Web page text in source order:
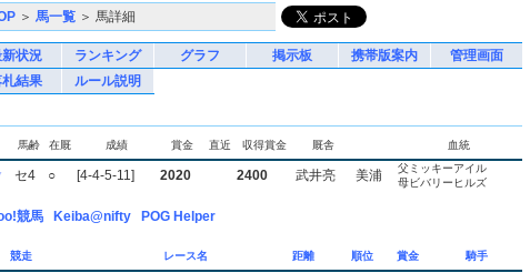
＞ 馬一覧 ＞ 馬詳細
状況 ランキング グラフ 掲示板 携帯版案内
管理画面
結果
ルール説明
馬齢 在厩 成績 賞金 直近 収得賞金 厩舎 血統
セ4 ○ [4-4-5-11] 2020 2400 武井亮 美浦
父ミッキーアイル
母ビバリーヒルズ
競馬 Keiba@nifty POG Helper
競走 レース名 距離 順位 賞金 騎手